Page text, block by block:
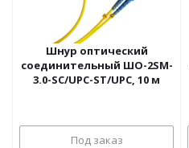
Шнур оптический
соединительный ШО-2SM-
3.0-SC/UPC-ST/UPC, 10 м
Под заказ